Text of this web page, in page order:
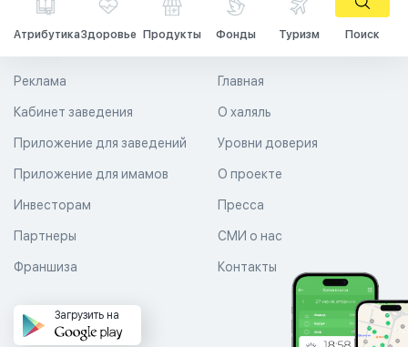
АтрибутикаЗдоровье Продукты Фонды Туризм Поиск
Главная
О халяль
Уровни доверия
Реклама
Кабинет заведения
Приложение для заведений
Приложение для имамов О проекте
Пресса
СМИ о нас
Контакты
Инвесторам
Партнеры
Франшиза
Загрузить на